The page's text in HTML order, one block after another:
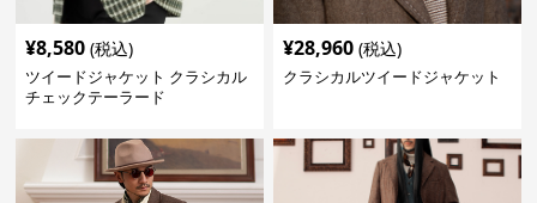
¥8,580 (税込)
ツイードジャケット クラシカル
チェックテーラード
¥28,960 (税込)
クラシカルツイードジャケット